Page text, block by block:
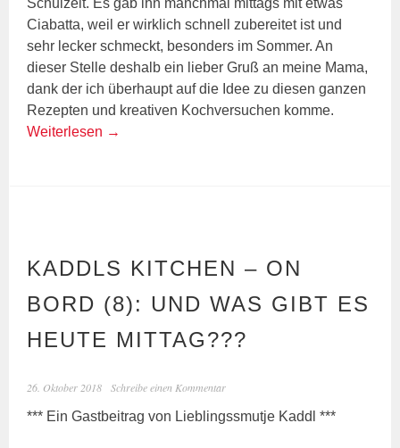
Schulzeit. Es gab ihn manchmal mittags mit etwas
Ciabatta, weil er wirklich schnell zubereitet ist und
sehr lecker schmeckt, besonders im Sommer. An
dieser Stelle deshalb ein lieber Gruß an meine Mama,
dank der ich überhaupt auf die Idee zu diesen ganzen
Rezepten und kreativen Kochversuchen komme.
Weiterlesen →
KADDLS KITCHEN – ON
BORD (8): UND WAS GIBT ES
HEUTE MITTAG???
26. Oktober 2018 Schreibe einen Kommentar
*** Ein Gastbeitrag von Lieblingssmutje Kaddl ***